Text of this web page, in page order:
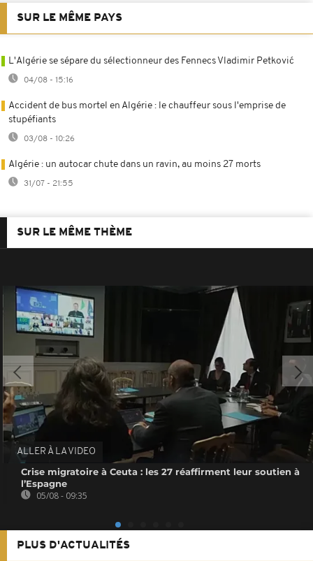
SUR LE MÊME PAYS
L'Algérie se sépare du sélectionneur des Fennecs Vladimir Petković
04/08 - 15:16
Accident de bus mortel en Algérie : le chauffeur sous l'emprise de
stupéfiants
03/08 - 10:26
Algérie : un autocar chute dans un ravin, au moins 27 morts
31/07 - 21:55
SUR LE MÊME THÈME
ALLER À LA VIDEO
Crise migratoire à Ceuta : les 27 réaffirment leur soutien à
l’Espagne
05/08 - 09:35
PLUS D'ACTUALITÉS